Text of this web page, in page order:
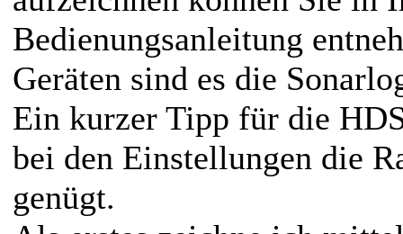
Bedienungsanleitung
Geräten sind es die
Ein kurzer Tipp für die
bei den Einstellungen die
genügt.